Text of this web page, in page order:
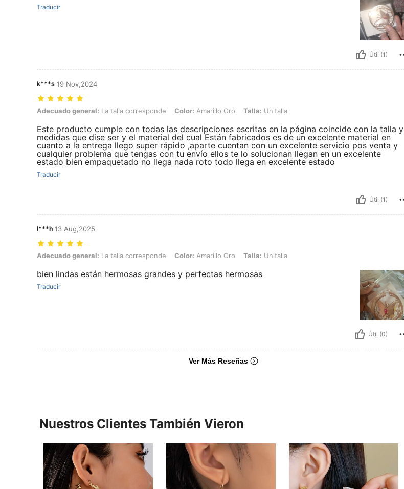
Traducir
Útil (1)
k***s 19 Nov,2024
Adecuado general: La talla corresponde, Color: Amarillo Oro, Talla: Unitalla
Adecuado general: La talla corresponde Color: Amarillo Oro Talla: Unitalla
Este producto cumple con todas las descripciones escritas en la página coincide con la talla y
medidas que dise ser y el material del cual Están fabricados es de un excelente material en
cuanto a la entrega llego super rápido ,aparte cuentan con un excelente servicio pos venta y
cualquier problema que tengas con tu envío ellos te lo solucionan llegan en un excelente
estado bien empaquetado no llega nada roto todo llega en excelente estado
Traducir
Útil (1)
l***h 13 Aug,2025
Adecuado general: La talla corresponde, Color: Amarillo Oro, Talla: Unitalla
Adecuado general: La talla corresponde Color: Amarillo Oro Talla: Unitalla
bien lindas están hermosas grandes y perfectas hermosas
Traducir
Útil (0)
Ver Más Reseñas
Nuestros Clientes También Vieron